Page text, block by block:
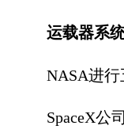
运载器系
NASA进
SpaceX公